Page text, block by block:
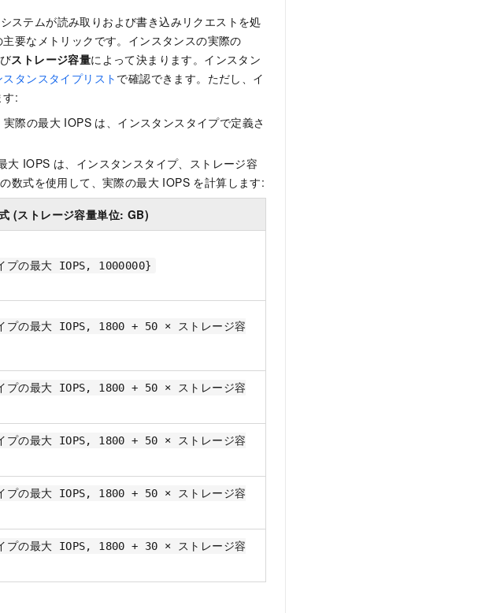
テムが読み取りおよび書き込みリクエストを処
主要なメトリックです。インスタンスの実際の
ストレージ容量によって決まります。インスタン
タンスタイプリストで確認できます。ただし、イ
す:
実際の最大 IOPS は、インスタンスタイプで定義さ
大 IOPS は、インスタンスタイプ、ストレージ容
数式を使用して、実際の最大 IOPS を計算します:
(ストレージ容量単位: GB)
プの最大 IOPS, 1000000}
プの最大 IOPS, 1800 + 50 × ストレージ容
プの最大 IOPS, 1800 + 50 × ストレージ容
プの最大 IOPS, 1800 + 50 × ストレージ容
プの最大 IOPS, 1800 + 50 × ストレージ容
プの最大 IOPS, 1800 + 30 × ストレージ容